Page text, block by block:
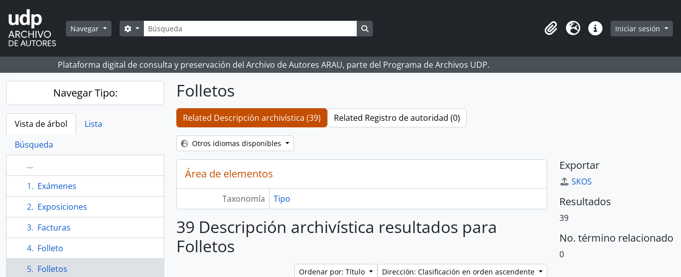
Skip to main content
Navegar Búsqueda
Search options
Portapapeles
Idioma Enlaces rápidos
Iniciar sesión
Plataforma digital de consulta y preservación del Archivo de Autores ARAU, parte del Programa de Archivos UDP.
Navegar Tipo:
Vista de árbol
Lista
Búsqueda
...
Exámenes
Exposiciones
Facturas
Folleto
Folletos
Folletos
Related Descripción archivística (39) Related Registro de autoridad (0)
Otros idiomas disponibles
Área de elementos
Taxonomía Tipo
39 Descripción archivística resultados para
Folletos
Ordenar por: Título Dirección: Clasificación en orden ascendente
Exportar
SKOS
Resultados
39
No. término relacionado
0